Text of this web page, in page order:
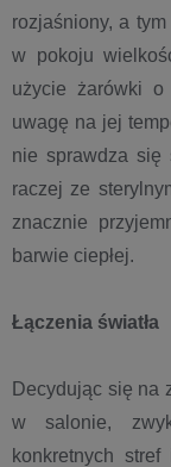
rozjaśniony, a
w pokoju
użycie żarówki
uwagę na jej
nie sprawdza się
raczej ze
znacznie
barwie ciepłej.
Łączenia światła
Decydując się na
w salonie,
konkretnych